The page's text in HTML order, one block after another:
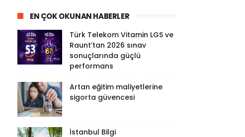
EN ÇOK OKUNAN HABERLER
Türk Telekom Vitamin LGS ve
Raunt’tan 2026 sınav
sonuçlarında güçlü
performans
Artan eğitim maliyetlerine
sigorta güvencesi
İstanbul Bilgi